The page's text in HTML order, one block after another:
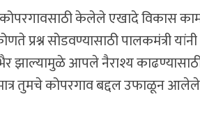
केलेले एखादे विकास
प्रश्न सोडवण्यासाठी पालकमंत्री
झाल्यामुळे आपले नैराश्य
तुमचे कोपरगाव बद्दल उफाळून